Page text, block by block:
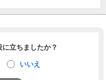
立ちましたか？
いいえ